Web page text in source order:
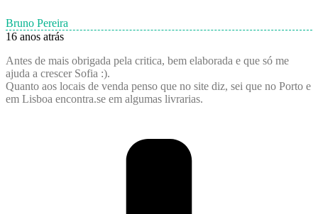
Bruno Pereira
16 anos atrás
Antes de mais obrigada pela critica, bem elaborada e que só me
ajuda a crescer Sofia :).
Quanto aos locais de venda penso que no site diz, sei que no Porto e
em Lisboa encontra.se em algumas livrarias.